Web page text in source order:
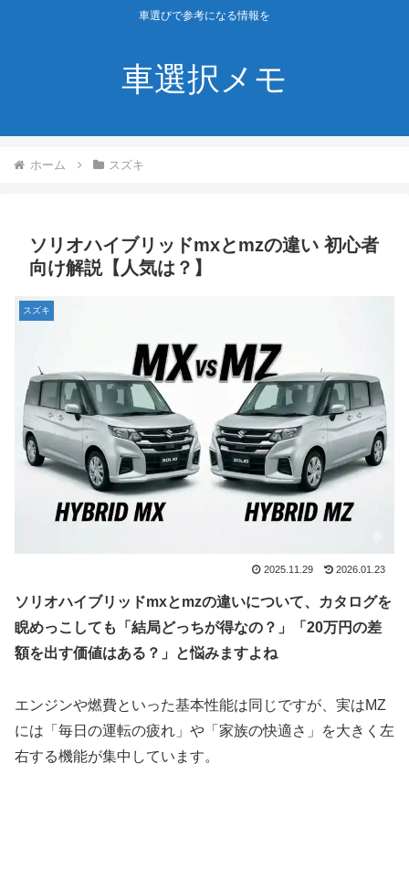
車選びで参考になる情報を
車選択メモ
ホーム スズキ
ソリオハイブリッドmxとmzの違い 初心者
向け解説【人気は？】
スズキ
2025.11.29 2026.01.23
ソリオハイブリッドmxとmzの違いについて、カタログを
睨めっこしても「結局どっちが得なの？」「20万円の差
額を出す価値はある？」と悩みますよね
エンジンや燃費といった基本性能は同じですが、実はMZ
には「毎日の運転の疲れ」や「家族の快適さ」を大きく左
右する機能が集中しています。